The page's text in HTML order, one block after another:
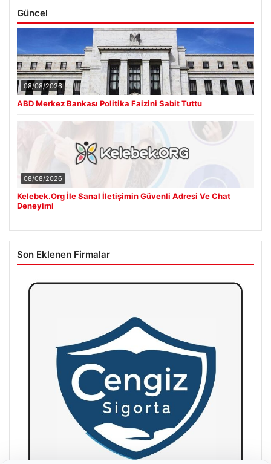
Güncel
08/08/2026
ABD Merkez Bankası Politika Faizini Sabit Tuttu
08/08/2026
Kelebek.Org İle Sanal İletişimin Güvenli Adresi Ve Chat
Deneyimi
Son Eklenen Firmalar